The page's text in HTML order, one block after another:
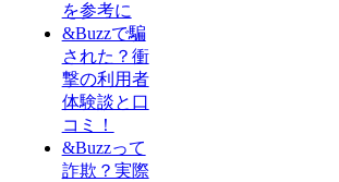
を参考に
&Buzzで騙
された？衝
撃の利用者
体験談と口
コミ！
&Buzzって
詐欺？実際